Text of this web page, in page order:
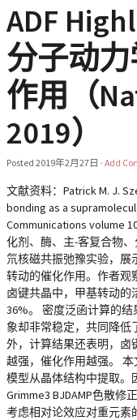
ADF
分子动
作用（
2019）
Posted 2019年2月27日 · Add
文献资料：Patrick M. J.
bonding as a
Communications volume
化剂、酶、主-客复合物
氘核磁共振弛豫实验，展
转动的催化作用。作者观
卤键共晶中，甲基转动的
36%。 密度泛函计算的
象却非常稳定，共同降
外，计算结果还表明，卤
越强，催化作用越强。 本
模型从晶体结构中提取。
Grimme3 BJDAMP色散修
考虑相对论效应对重元素